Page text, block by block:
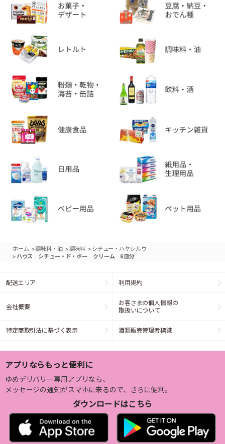
ホーム >調味料・油 >調味料 > シチュー・ハヤシルウ
> ハウス シチュー・ド・ボー クリーム 6皿分
配送エリア 利用規約
会社概要
お客さまの個人情報の
取扱いについて
特定商取引法に基づく表示 酒類販売管理者標識
アプリならもっと便利に
ゆめデリバリー専用アプリなら、
メッセージの通知がスマホに来るので、さらに便利。
ダウンロードはこちら